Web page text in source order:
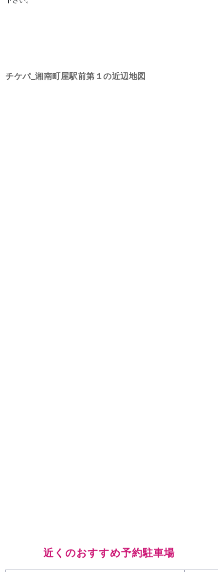
チケパ_湘南町屋駅前第１の近辺地図
近くのおすすめ予約駐車場